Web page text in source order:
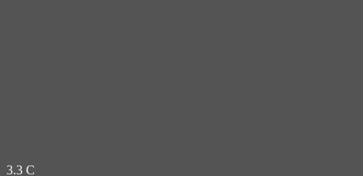
3.3 C